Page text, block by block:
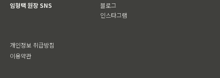
임형택 원장 SNS
블로그
인스타그램
개인정보 취급방침
이용약관